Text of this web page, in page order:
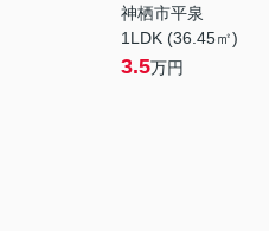
神栖市平泉
1LDK (36.45㎡)
3.5万円